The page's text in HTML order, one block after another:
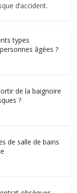
d’accident.
types
âgées ?
de la baignoire
?
de salle de bains